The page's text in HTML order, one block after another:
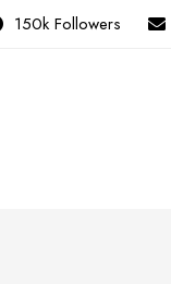
150k Followers